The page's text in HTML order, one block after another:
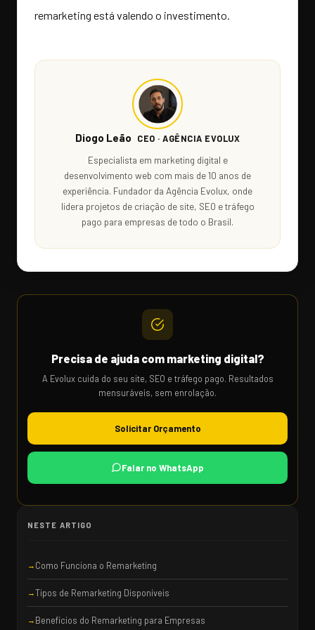
remarketing está valendo o investimento.
Diogo Leão CEO · AGÊNCIA EVOLUX
Especialista em marketing digital e
desenvolvimento web com mais de 10 anos de
experiência. Fundador da Agência Evolux, onde
lidera projetos de criação de site, SEO e tráfego
pago para empresas de todo o Brasil.
Precisa de ajuda com marketing digital?
A Evolux cuida do seu site, SEO e tráfego pago. Resultados
mensuráveis, sem enrolação.
Solicitar Orçamento
Falar no WhatsApp
NESTE ARTIGO
Como Funciona o Remarketing
Tipos de Remarketing Disponíveis
Benefícios do Remarketing para Empresas